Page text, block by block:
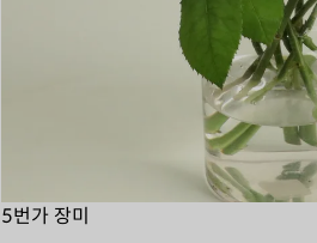
5번가 장미